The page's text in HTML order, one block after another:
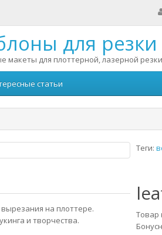
для резки
макеты для плоттерной, лазерной резки
статьи
на плоттере.
и творчества.
Теги:
Товар